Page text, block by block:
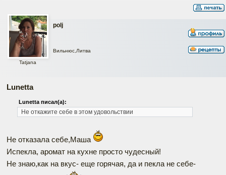
polj
Tatjana
Вильнюс,Литва
Lunetta
Lunetta писал(а):
Не откажите себе в этом удовольствии
Не отказала себе,Маша
Испекла, аромат на кухне просто чудесный!
Не знаю,как на вкус- еще горячая, да и пекла не себе-